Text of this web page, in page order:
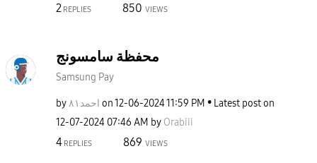
2 REPLIES 850 VIEWS
محفظة سامسونج
Samsung Pay
by احمد٨١ on‎12-06-202411:59 PM
Latest post on
‎12-07-2024 07:46 AM by Orabiii
4 REPLIES 869 VIEWS